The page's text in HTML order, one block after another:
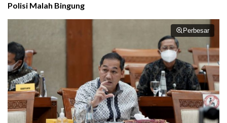
Polisi Malah Bingung
Perbesar